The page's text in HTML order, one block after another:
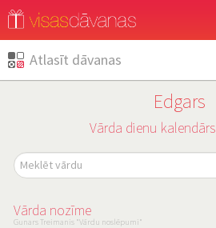
Atlasīt dāvanas
Edgars
Vārda dienu kalendārs
Vārda nozīme
Gunars Treimanis "Vārdu noslēpumi"